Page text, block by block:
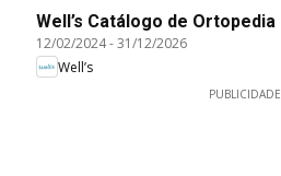
Well’s Catálogo de Ortopedia
12/02/2024-31/12/2026
Well’s
PUBLICIDADE